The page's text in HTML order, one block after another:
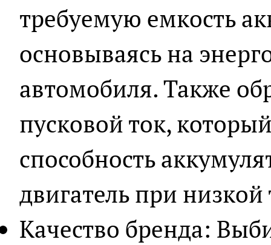
требуемую емкость
основываясь на
автомобиля. Также
пусковой ток,
способность
двигатель при
Качество бренда: